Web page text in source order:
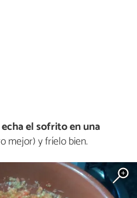
echa el sofrito en una
mejor) y fríelo bien.